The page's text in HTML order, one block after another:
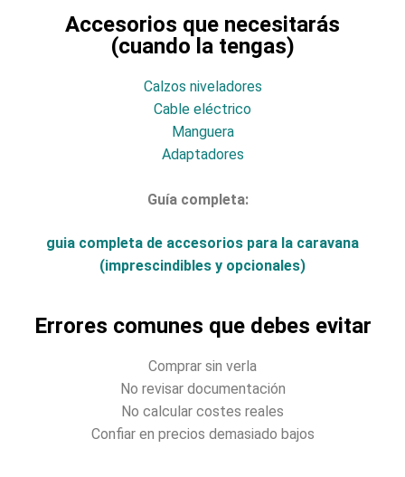
Accesorios que necesitarás
(cuando la tengas)
Calzos niveladores
Cable eléctrico
Manguera
Adaptadores
Guía completa:
guia completa de accesorios para la caravana
(imprescindibles y opcionales)
Errores comunes que debes evitar
Comprar sin verla
No revisar documentación
No calcular costes reales
Confiar en precios demasiado bajos